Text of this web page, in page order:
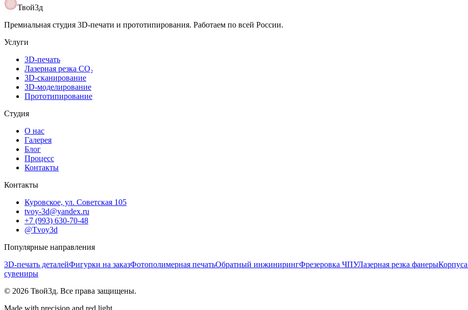
Твой3д
Премиальная студия 3D-печати и прототипирования. Работаем по всей России.
Услуги
3D-печать
Лазерная резка CO₂
3D-сканирование
3D-моделирование
Прототипирование
Студия
О нас
Галерея
Блог
Процесс
Контакты
Контакты
Куровское, ул. Советская 105
tvoy-3d@yandex.ru
+7 (993) 630-70-48
@Tvoy3d
Популярные направления
3D-печать деталейФигурки на заказФотополимерная печатьОбратный инжинирингФрезеровка ЧПУЛазерная резка фанеры
сувениры
© 2026 Твой3д. Все права защищены.
Made with precision and red light.